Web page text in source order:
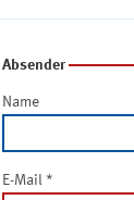
Absender
Name
E-Mail *